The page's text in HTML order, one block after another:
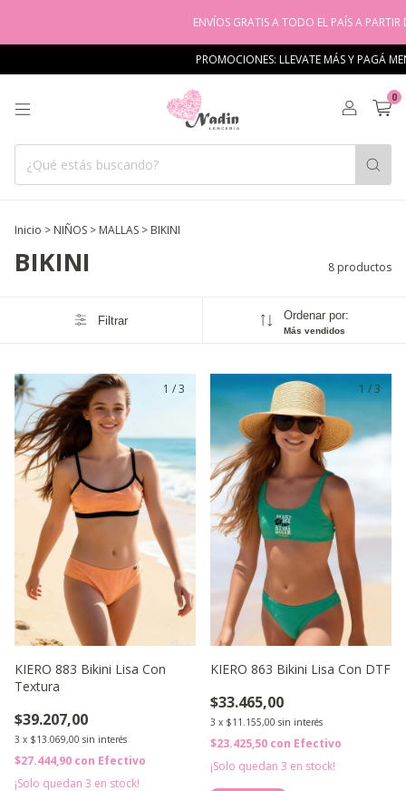
ENVÍOS GRATIS A TODO EL PAÍS A PARTIR
PROMOCIONES: LLEVATE MÁS Y PAGÁ
0
Inicio > NIÑOS > MALLAS > BIKINI
BIKINI 8 productos
Filtrar Ordenar por:
Más vendidos
1 /3
KIERO 883 Bikini Lisa Con
Textura
$39.207,00
3 x $13.069,00 sin interés
$27.444,90 con Efectivo
¡Solo quedan 3 en stock!
1 /3
KIERO 863 Bikini Lisa Con DTF
$33.465,00
3 x $11.155,00 sin interés
$23.425,50 con Efectivo
¡Solo quedan 3 en stock!